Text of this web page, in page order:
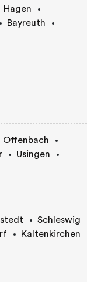
Hagen
Bayreuth
Offenbach
Usingen
Schleswig
Kaltenkirchen